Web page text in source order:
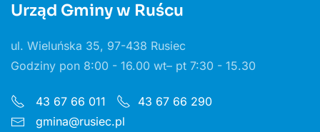
Urząd Gminy w Ruścu
ul. Wieluńska 35, 97-438 Rusiec
Godziny pon 8:00 - 16.00 wt– pt 7:30 - 15.30
43 67 66 011
43 67 66 290
gmina@rusiec.pl